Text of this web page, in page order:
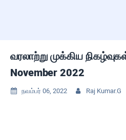
வரலாற்று முக்கிய
November 2022
 நவம்பர் 06, 2022  Raj Kumar.G